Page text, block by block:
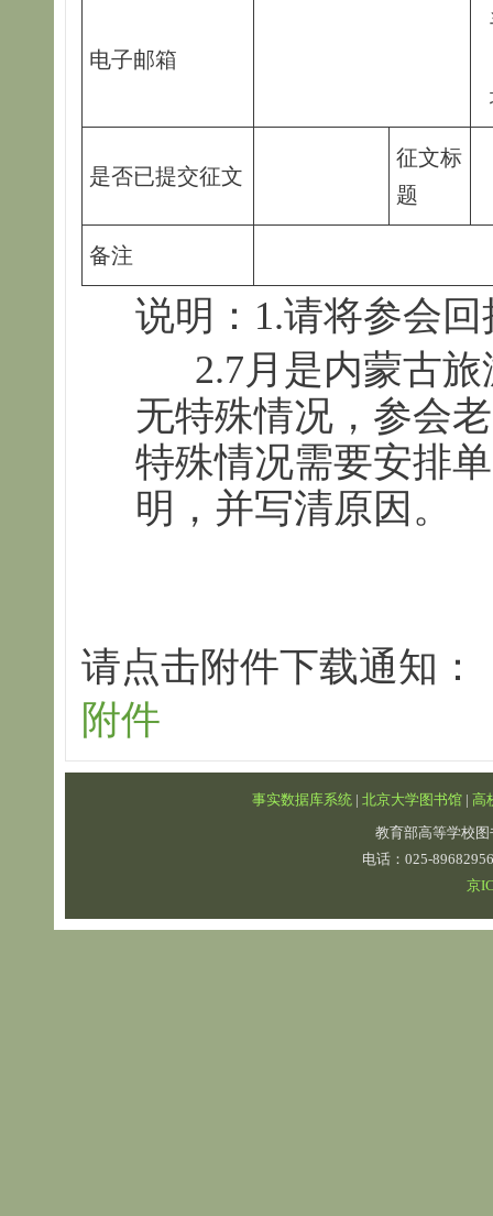
电子邮箱
是否已提交征文
征文标
题
备注
说明：1.请将参会
2.7月是内蒙古
无特殊情况，参会
特殊情况需要安排
明，并写清原因。
请点击附件下载通知：
附件
事实数据库系统 | 北京大学图书馆| 高
教育部高等学校
电话：025-
京